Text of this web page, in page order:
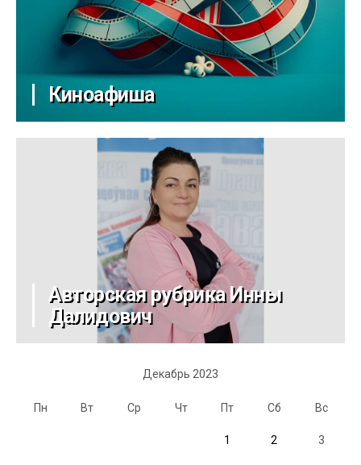
Киноафиша
Авторская рубрика Инны
Далидович
Декабрь 2023
Пн Вт Ср Чт Пт Сб Вс
1 2 3